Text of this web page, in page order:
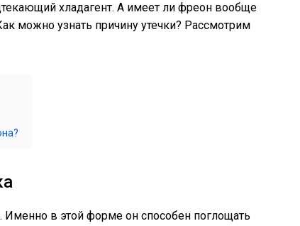
хладагент. А имеет ли фреон вообще
можно узнать причину утечки? Рассмотрим
Именно в этой форме он способен поглощать